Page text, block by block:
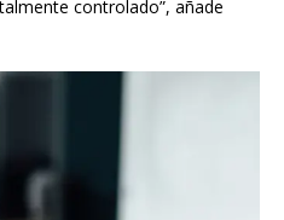
controlado”, añade